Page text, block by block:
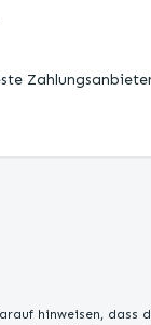
hinweisen, dass